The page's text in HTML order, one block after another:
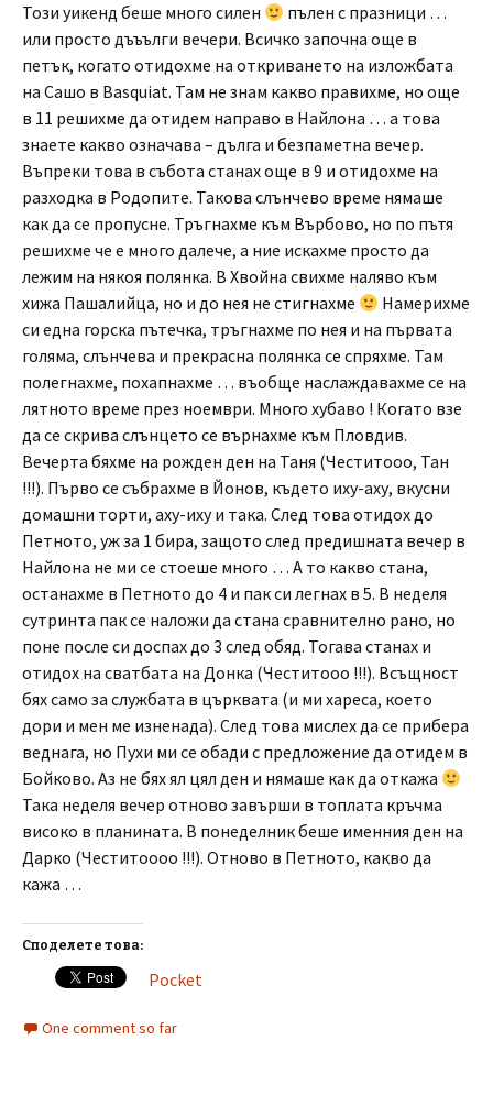
Този уикенд беше много силен
пълен с празници …
или просто дъъълги вечери. Всичко започна още в
петък, когато отидохме на откриването на изложбата
на Сашо в Basquiat. Там не знам какво правихме, но още
в 11 решихме да отидем направо в Найлона … а това
знаете какво означава – дълга и безпаметна вечер.
Въпреки това в събота станах още в 9 и отидохме на
разходка в Родопите. Такова слънчево време нямаше
как да се пропусне. Тръгнахме към Върбово, но по пътя
решихме че е много далече, а ние искахме просто да
лежим на някоя полянка. В Хвойна свихме наляво към
хижа Пашалийца, но и до нея не стигнахме
Намерихме
си една горска пътечка, тръгнахме по нея и на първата
голяма, слънчева и прекрасна полянка се спряхме. Там
полегнахме, похапнахме … въобще наслаждавахме се на
лятното време през ноември. Много хубаво ! Когато взе
да се скрива слънцето се върнахме към Пловдив.
Вечерта бяхме на рожден ден на Таня (Честитооо, Тан
!!!). Първо се събрахме в Йонов, където иху-аху, вкусни
домашни торти, аху-иху и така. След това отидох до
Петното, уж за 1 бира, защото след предишната вечер в
Найлона не ми се стоеше много … А то какво стана,
останахме в Петното до 4 и пак си легнах в 5. В неделя
сутринта пак се наложи да стана сравнително рано, но
поне после си доспах до 3 след обяд. Тогава станах и
отидох на сватбата на Донка (Честитооо !!!). Всъщност
бях само за службата в църквата (и ми хареса, което
дори и мен ме изненада). След това мислех да се прибера
веднага, но Пухи ми се обади с предложение да отидем в
Бойково. Аз не бях ял цял ден и нямаше как да откажа
Така неделя вечер отново завърши в топлата кръчма
високо в планината. В понеделник беше именния ден на
Дарко (Честитоооо !!!). Отново в Петното, какво да
кажа …
Споделете това:
Pocket
One comment so far